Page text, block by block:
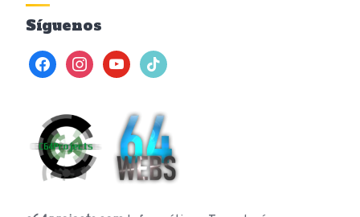
Síguenos
facebookinstagramyoutubetiktok